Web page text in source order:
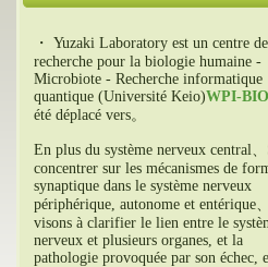
・ Yuzaki Laboratory est un centre de
recherche pour la biologie humaine -
Microbiote - Recherche informatique
quantique (Université Keio)WPI-
été déplacé vers。
En plus du système nerveux central、
concentrer sur les mécanismes de
synaptique dans le système nerveux
périphérique, autonome et entérique
visons à clarifier le lien entre le
nerveux et plusieurs organes, et la
pathologie provoquée par son échec,